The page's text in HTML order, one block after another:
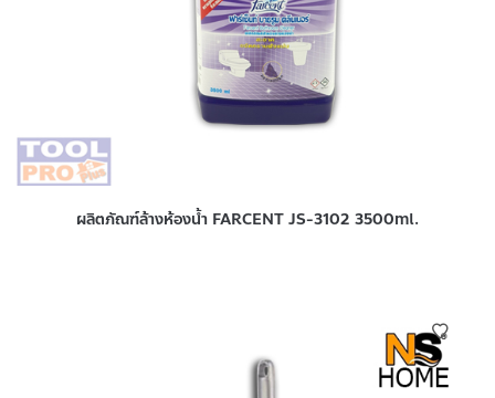
ผลิตภัณฑ์ล้างห้องน้ำ FARCENT JS-3102 3500ml.